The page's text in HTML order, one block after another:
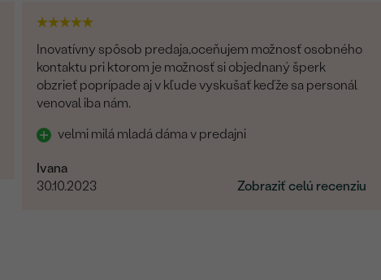
Inovatívny spôsob predaja,oceňujem možnosť osobného
kontaktu pri ktorom je možnosť si objednaný šperk
obzrieť poprípade aj v kľude vyskušať keďže sa personál
venoval iba nám.
velmi milá mladá dáma v predajni
Ivana
30.10.2023
Zobraziť celú recenziu